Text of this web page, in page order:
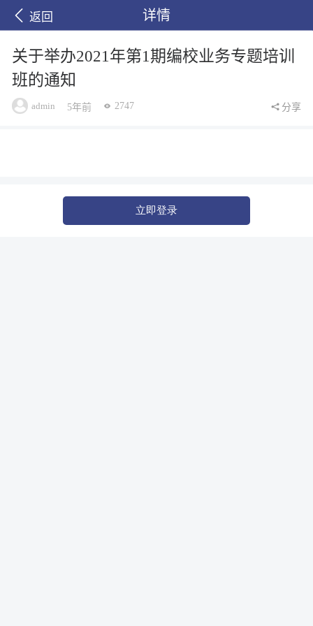
返回 详情
关于举办2021年第1期编校业务专题培训
班的通知
admin 5年前 2747 分享
立即登录